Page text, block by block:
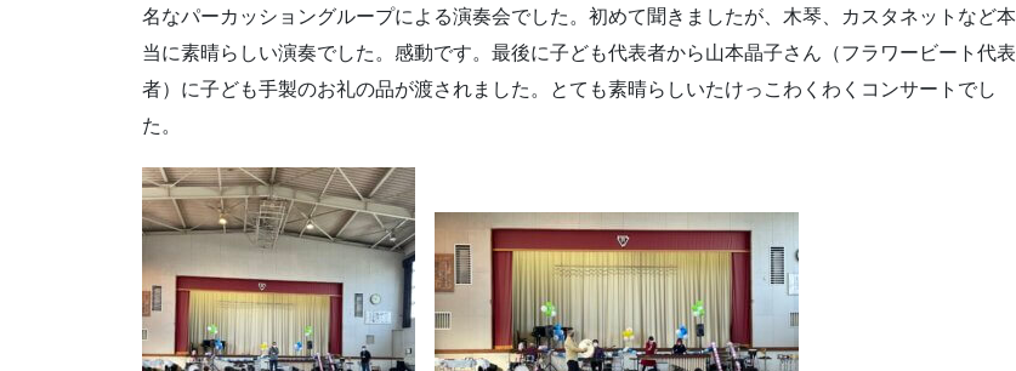
名なパーカッショングループによる演奏会でした。初めて聞きましたが、木琴、カスタネットなど本
当に素晴らしい演奏でした。感動です。最後に子ども代表者から山本晶子さん（フラワービート代表
者）に子ども手製のお礼の品が渡されました。とても素晴らしいたけっこわくわくコンサートでし
た。